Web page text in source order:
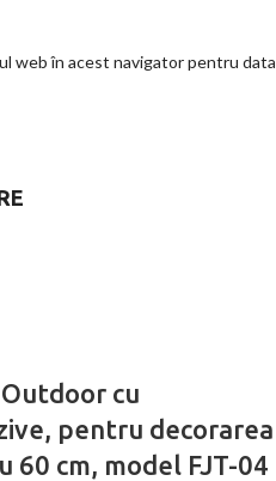
web în acest navigator pentru data
cu
pentru decorarea
cm, model FJT-04